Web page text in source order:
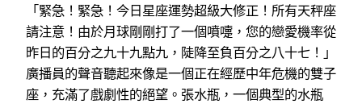
「緊急！緊急！今日星座運勢超級大修正！所有天秤座
請注意！由於月球剛剛打了一個噴嚏，您的戀愛機率從
昨日的百分之九十九點九，陡降至負百分之八十七！」
廣播員的聲音聽起來像是一個正在經歷中年危機的雙子
座，充滿了戲劇性的絕望。張水瓶，一個典型的水瓶